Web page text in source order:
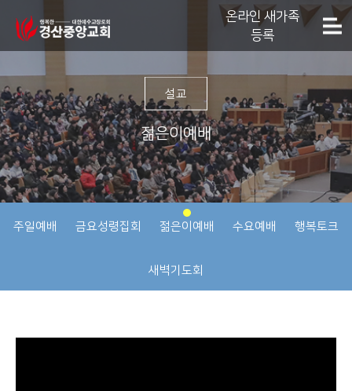
온라인 새가족
등록
설교
젊은이예배
주일예배 금요성령집회 젊은이예배 수요예배 행복토크
새벽기도회